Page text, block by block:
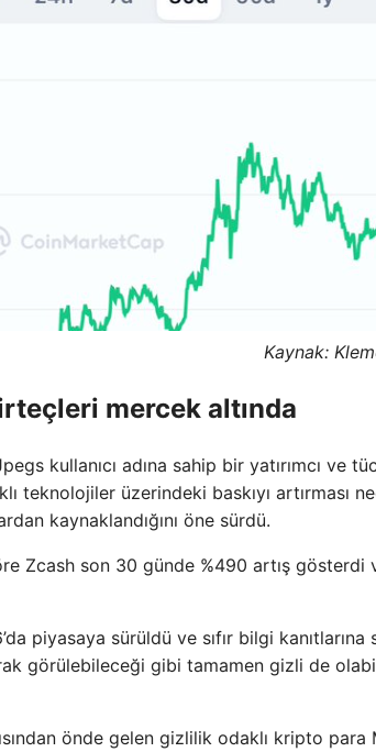
Kaynak:
mercek altında
kullanıcı adına sahip bir yatırımcı
teknolojiler üzerindeki baskıyı artırması
kaynaklandığını öne sürdü.
Zcash son 30 günde %490 artış
piyasaya sürüldü ve sıfır bilgi
görülebileceği gibi tamamen gizli de
önde gelen gizlilik odaklı kripto